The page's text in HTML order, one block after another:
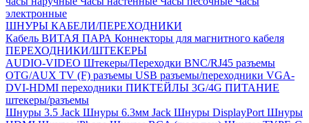
электронные
ШНУРЫ КАБЕЛИ/ПЕРЕХОДНИКИ
Кабель ВИТАЯ ПАРА Коннекторы для магнитного кабеля
ПЕРЕХОДНИКИ/ШТЕКЕРЫ
AUDIO-VIDEO Штекеры/Переходки BNC/RJ45 разъемы
OTG/AUX TV (F) разъемы USB разъемы/переходники VGA-
DVI-HDMI переходники ПИКТЕЙЛЫ 3G/4G ПИТАНИЕ
штекеры/разъемы
Шнуры 3.5 Jack Шнуры 6.3мм Jack Шнуры DisplayPort Шнуры